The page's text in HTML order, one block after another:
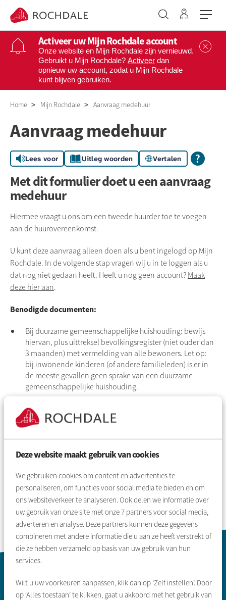
Deze website maakt gebruik van cookies
We gebruiken cookies om content en advertenties te
personaliseren, om functies voor social media te bieden en om
ons websiteverkeer te analyseren. Ook delen we informatie over
uw gebruik van onze site met onze7 partners voor social media,
adverteren en analyse. Deze partners kunnen deze gegevens
combineren met andere informatie die u aan ze heeft verstrekt of
die ze hebben verzameld op basis van uw gebruik van hun
services.
Wilt u uw voorkeuren aanpassen, klik dan op ‘Zelf instellen’. Door
op ‘Alles toestaan’ te klikken, gaat u akkoord met het gebruik van
Naar hoofdinhoud
Naar hoofdnavigatiemenu
Naar zoeken
Naar de homepage Ga naar
Activeer uw Mijn Rochdale account
Onze website en Mijn Rochdale zijn vernieuwd.
Gebruikt u Mijn Rochdale? Activeer dan
opnieuw uw account, zodat u Mijn Rochdale
kunt blijven gebruiken.
Home Mijn Rochdale Aanvraag medehuur
Aanvraag medehuur
Lees voor Uitleg woorden Vertalen
Met dit formulier doet u een aanvraag
medehuur
Hiermee vraagt u ons om een tweede huurder toe te voegen
aan de huurovereenkomst.
U kunt deze aanvraag alleen doen als u bent ingelogd op Mijn
Rochdale. In de volgende stap vragen wij u in te loggen als u
dat nog niet gedaan heeft. Heeft u nog geen account? Maak
deze hier aan.
Benodigde documenten:
Bij duurzame gemeenschappelijke huishouding: bewijs
hiervan, plus uittreksel bevolkingsregister (niet ouder dan
3 maanden) met vermelding van alle bewoners. Let op:
bij inwonende kinderen (of andere familieleden) is er in
de meeste gevallen geen sprake van een duurzame
gemeenschappelijke huishouding.
akkoordverklaring voorgedragen medehuurder
Bij huwelijk of geregistreerd partnerschap: de akte
hiervan.
Contactinformatie